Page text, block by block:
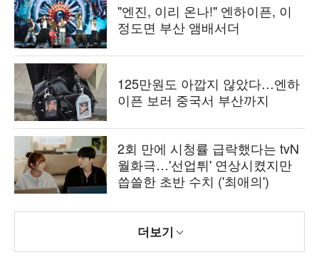
"엔진, 이리 온나!" 엔하이픈, 이
정도면 부산 앰배서더
125만원도 아깝지 않았다…엔하
이픈 보러 중국서 부산까지
2회 만에 시청률 급락했다는 tvN
월화극…'선업튀' 연상시켰지만
씁쓸한 초반 수치 ('최애의')
더보기